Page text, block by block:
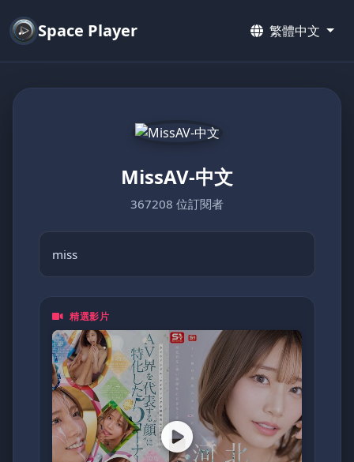
Space Player 繁體中文
MissAV-中文
367208 位訂閱者
miss
精選影片